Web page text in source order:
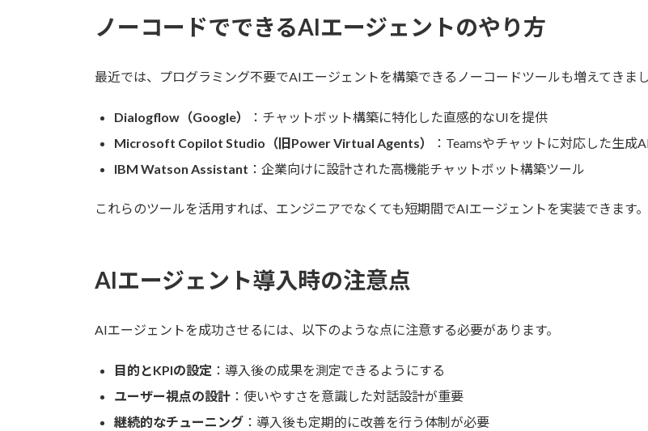
ノーコードでできるAIエージェントのやり方
最近では、プログラミング不要でAIエージェントを構築できるノーコードツールも増えてきま
Dialogflow（Google）
：チャットボット構築に特化した直感的なUIを提供
Microsoft Copilot Studio（旧Power Virtual Agents）
：Teamsやチャットに対応した生
IBM Watson Assistant ：企業向けに設計された高機能チャットボット構築ツール
これらのツールを活用すれば、エンジニアでなくても短期間でAIエージェントを実装できます。
AIエージェント導入時の注意点
AIエージェントを成功させるには、以下のような点に注意する必要があります。
目的とKPIの設定 ：導入後の成果を測定できるようにする
ユーザー視点の設計 ：使いやすさを意識した対話設計が重要
継続的なチューニング ：導入後も定期的に改善を行う体制が必要